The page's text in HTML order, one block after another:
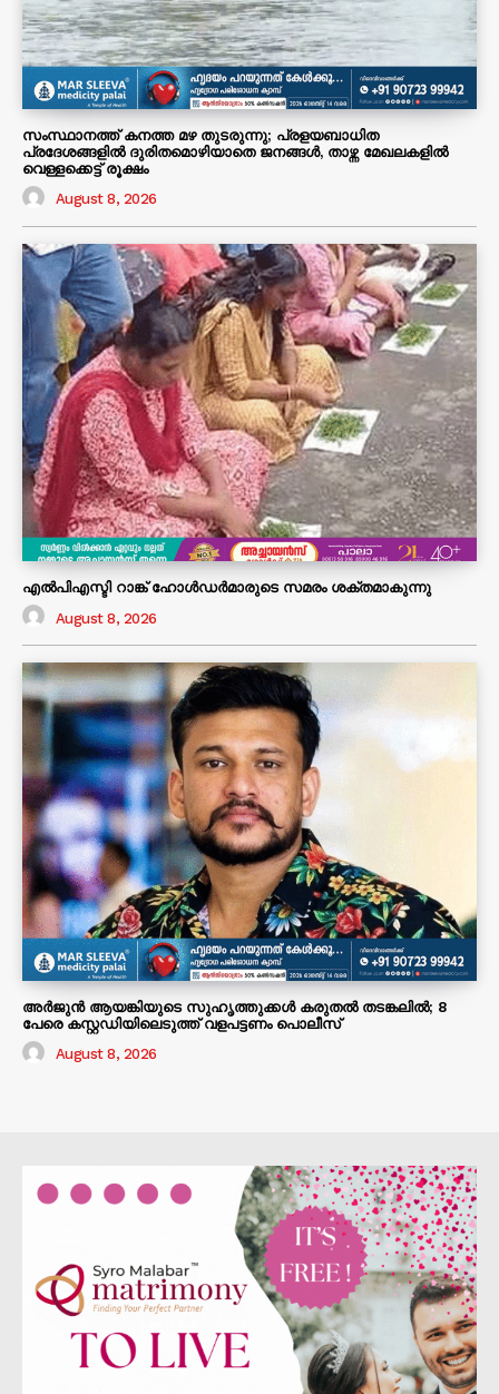
സംസ്ഥാനത്ത് കനത്ത മഴ തുടരുന്നു; പ്രളയബാധിത
പ്രദേശങ്ങളിൽ ദുരിതമൊഴിയാതെ ജനങ്ങൾ, താഴ്ന്ന മേഖലകളിൽ
വെള്ളക്കെട്ട് രൂക്ഷം
August 8, 2026
എൽപിഎസ്ടി റാങ്ക് ഹോൾഡർമാരുടെ സമരം ശക്തമാകുന്നു
August 8, 2026
അർജുൻ ആയങ്കിയുടെ സുഹൃത്തുക്കൾ കരുതൽ തടങ്കലിൽ; 8
പേരെ കസ്റ്റഡിയിലെടുത്ത് വളപട്ടണം പൊലീസ്
August 8, 2026